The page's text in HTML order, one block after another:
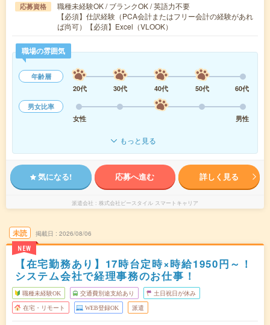
応募資格
職種未経験OK / ブランクOK / 英語力不要
【必須】仕訳経験（PCA会計またはフリー会計の経験があれ
ば尚可）【必須】Excel（VLOOK）
職場の雰囲気
年齢層
20代
30代 40代 50代
60代
男女比率
女性
男性
もっと見る
気になる! 応募へ進む 詳しく見る
派遣会社 株式会社ビースタイル スマートキャリア
未読
NEW
掲載日 2026/08/06
【在宅勤務あり】17時台定時×時給1950円～！
システム会社で経理事務のお仕事！
職種未経験OK 交通費別途支給あり 土日祝日が休み
在宅・リモート WEB登録OK 派遣